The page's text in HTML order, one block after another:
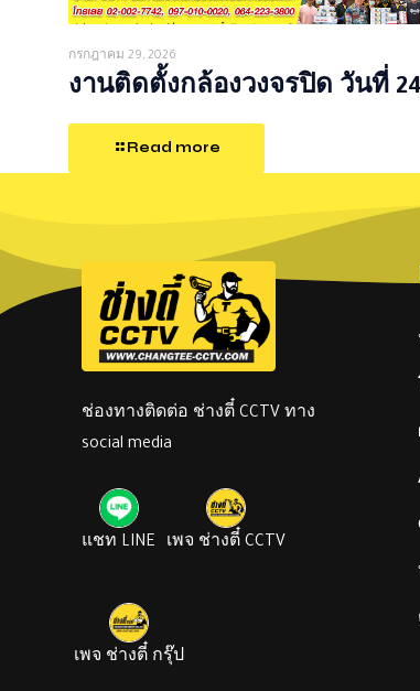
กรกฎาคม 29, 2026
งานติดตั้งกล้องวงจรปิด วันที่
Read more
ช่องทางติดต่อ ช่างตี๋ CCTV ทาง
social media
แชท LINE เพจ ช่างตี๋ CCTV
เพจ ช่างตี๋ กรุ๊ป